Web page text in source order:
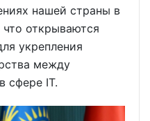
нашей страны в
открываются
укрепления
между
сфере IT.